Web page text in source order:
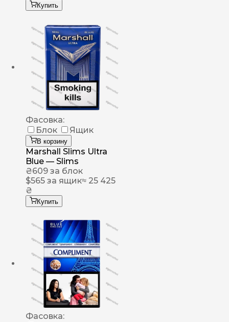
Купить
Фасовка:
Блок
Ящик
В корзину
Marshall Slims Ultra
Blue — Slims
₴609 за блок
$565 за ящик≈ 25 425
₴
Купить
Фасовка: